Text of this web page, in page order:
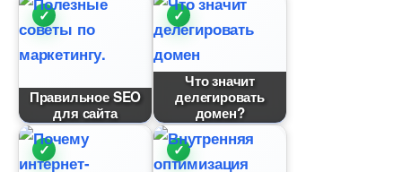
Правильное SEO
для сайта
Что значит
делегировать
домен?